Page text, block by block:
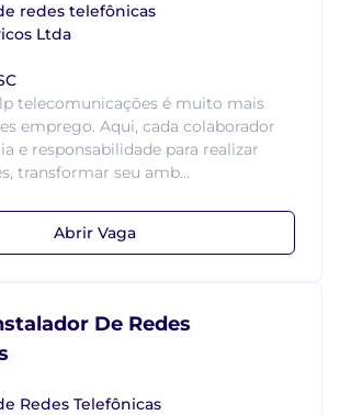
redes telefônicas
Ltda
telecomunicações é muito mais
emprego. Aqui, cada colaborador
e responsabilidade para realizar
transformar seu amb...
Abrir Vaga
De Redes
Redes Telefônicas